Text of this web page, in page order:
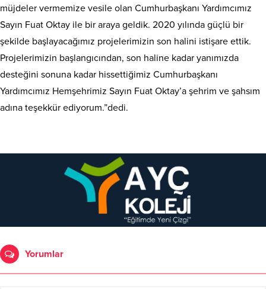
müjdeler vermemize vesile olan Cumhurbaşkanı Yardımcımız
Sayın Fuat Oktay ile bir araya geldik. 2020 yılında güçlü bir
şekilde başlayacağımız projelerimizin son halini istişare ettik.
Projelerimizin başlangıcından, son haline kadar yanımızda
desteğini sonuna kadar hissettiğimiz Cumhurbaşkanı
Yardımcımız Hemşehrimiz Sayın Fuat Oktay’a şehrim ve şahsım
adına teşekkür ediyorum.”dedi.
Yorumlar